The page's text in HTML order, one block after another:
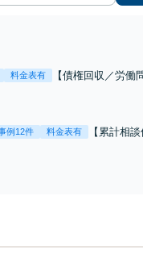
料金表有
【債権回収／労働
をお探しの方もご
件も対応OK】
例12件 料金表有
【累計相